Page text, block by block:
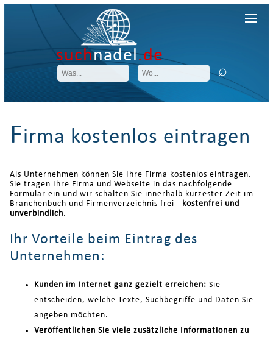
suchnadel.de
Firma kostenlos eintragen
Als Unternehmen können Sie Ihre Firma kostenlos eintragen.
Sie tragen Ihre Firma und Webseite in das nachfolgende
Formular ein und wir schalten Sie innerhalb kürzester Zeit im
Branchenbuch und Firmenverzeichnis frei - kostenfrei und
unverbindlich.
Ihr Vorteile beim Eintrag des
Unternehmen:
Kunden im Internet ganz gezielt erreichen: Sie
entscheiden, welche Texte, Suchbegriffe und Daten Sie
angeben möchten.
Veröffentlichen Sie viele zusätzliche Informationen zu